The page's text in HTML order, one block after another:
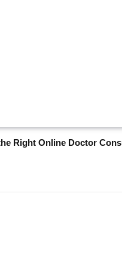
Right Online Doctor